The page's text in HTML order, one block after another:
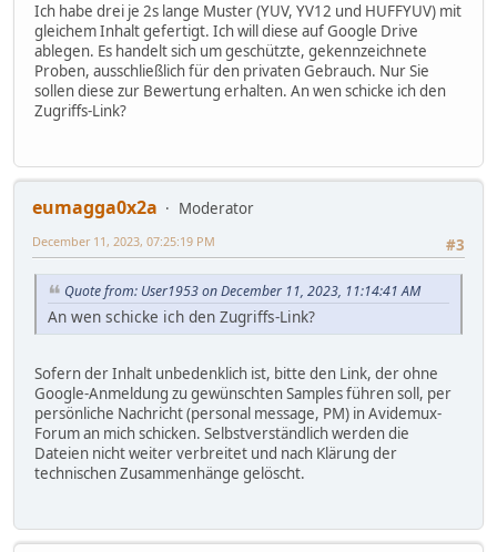
Ich habe drei je 2s lange Muster (YUV, YV12 und HUFFYUV) mit
gleichem Inhalt gefertigt. Ich will diese auf Google Drive
ablegen. Es handelt sich um geschützte, gekennzeichnete
Proben, ausschließlich für den privaten Gebrauch. Nur Sie
sollen diese zur Bewertung erhalten. An wen schicke ich den
Zugriffs-Link?
eumagga0x2a
Moderator
#3
December 11, 2023, 07:25:19 PM
Quote from: User1953 on December 11, 2023, 11:14:41 AM
An wen schicke ich den Zugriffs-Link?
Sofern der Inhalt unbedenklich ist, bitte den Link, der ohne
Google-Anmeldung zu gewünschten Samples führen soll, per
persönliche Nachricht (personal message, PM) in Avidemux-
Forum an mich schicken. Selbstverständlich werden die
Dateien nicht weiter verbreitet und nach Klärung der
technischen Zusammenhänge gelöscht.